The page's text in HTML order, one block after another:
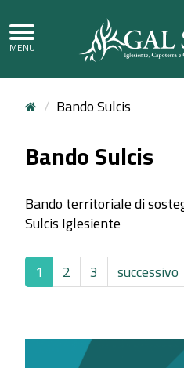
Bando Sulcis
Bando Sulcis
Bando territoriale di
Sulcis Iglesiente
1 2 3 successivo